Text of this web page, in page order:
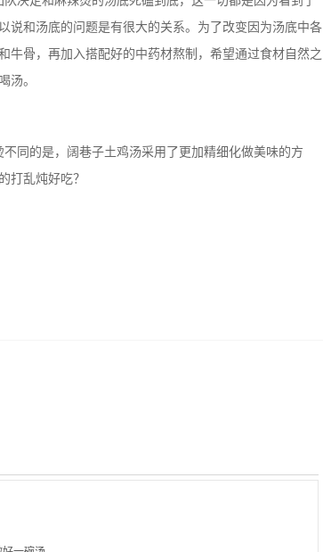
说和汤底的问题是有很大的关系。为了改变因为汤底中各
牛骨，再加入搭配好的中药材熬制，希望通过食材自然之
汤。
的是，阔巷子土鸡汤采用了更加精细化做美味的方
打乱炖好吃？